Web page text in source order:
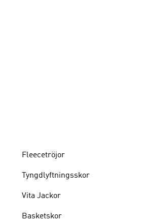
Fleecetröjor
Tyngdlyftningsskor
Vita Jackor
Basketskor